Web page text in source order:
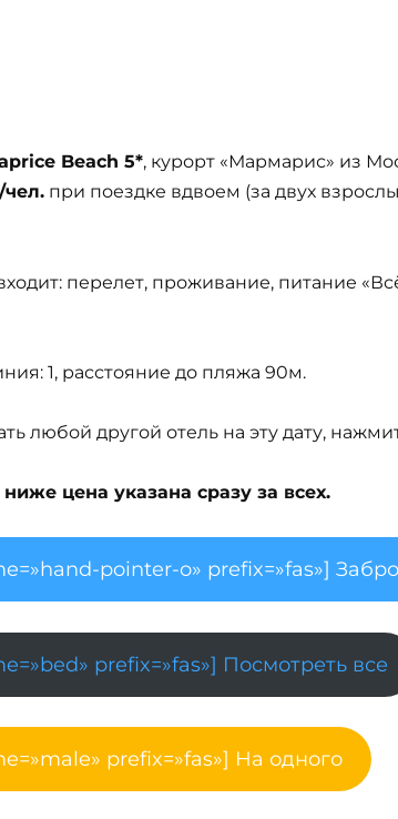
Beach 5*, курорт «Мармарис» из
чел. при поездке вдвоем (за двух
перелет, проживание, питание
1, расстояние до пляжа 90м.
любой другой отель на эту дату,
цена указана сразу за всех.
pointer-o» prefix=»fas»]
prefix=»fas»] Посмотреть все
prefix=»fas»] На одного